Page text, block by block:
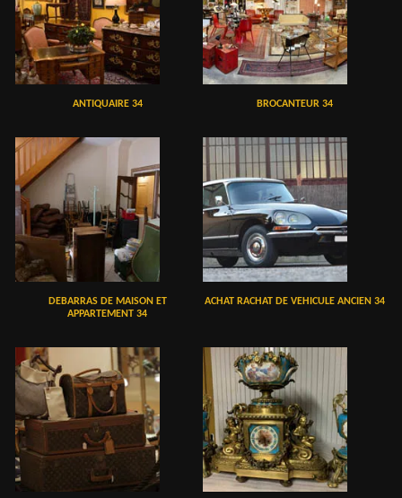
ANTIQUAIRE 34 BROCANTEUR 34
DEBARRAS DE MAISON ET
APPARTEMENT 34
ACHAT RACHAT DE VEHICULE ANCIEN 34